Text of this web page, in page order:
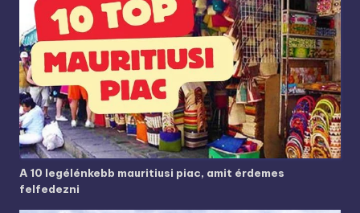
A 10 legélénkebb mauritiusi piac, amit érdemes
felfedezni